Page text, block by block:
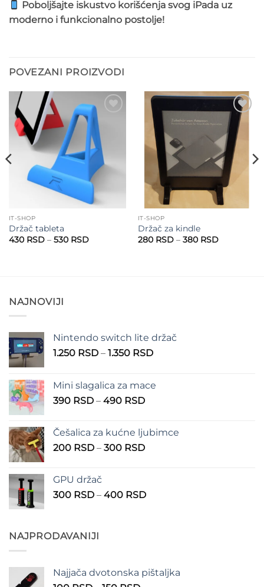
Poboljšajte iskustvo korišćenja svog iPada uz
moderno i funkcionalno postolje!
POVEZANI PROIZVODI
Add to
wishlist
IT-SHOP
Držač tableta
430 RSD – 530 RSDRaspon
Add to
wishlist
IT-SHOP
Držač za kindle
280 RSD – 380 RSDRaspon
NAJNOVIJI
Nintendo switch lite držač
1.250 RSD – 1.350 RSDRaspon
1.250 RSD
Mini slagalica za mace
390 RSD – 490 RSDRaspon
390 RSD
do
Češalica za kućne ljubimce
200 RSD – 300 RSDRaspon
do
GPU držač
300 RSD – 400 RSDRaspon
NAJPRODAVANIJI
Najjača dvotonska pištaljka